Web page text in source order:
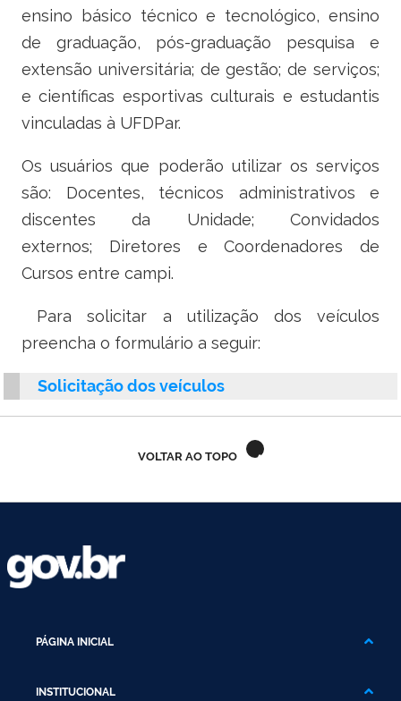
Ministério da Cultura
Ministério do Trabalho
Ministério do Desenvolvimento Social
Ministério da Indústria, Comércio Exterior e Serviços
Ministério de Minas e Energia
Ministério do Planejamento, Desenvolvimento e Gestão
Ministério da Ciência, Tecnologia, Inovações e Comunicações
Ministério do Meio Ambiente
Ministério do Esporte
Ministério da Transparência e Controladoria-Geral da União
Gabinete de Segurança Institucional
ensino básico técnico e tecnológico, ensino
de graduação, pós-graduação pesquisa e
extensão universitária; de gestão; de serviços;
e científicas esportivas culturais e estudantis
vinculadas à UFDPar.
Os usuários que poderão utilizar os serviços
são: Docentes, técnicos administrativos e
discentes da Unidade; Convidados
externos; Diretores e Coordenadores de
Cursos entre campi.
Para solicitar a utilização dos veículos
preencha o formulário a seguir:
Solicitação dos veículos
VOLTAR AO TOPO
PÁGINA INICIAL
INSTITUCIONAL